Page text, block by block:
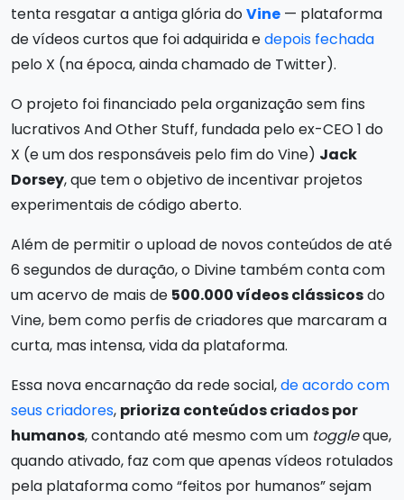
tenta resgatar a antiga glória doVine — plataforma
de vídeos curtos que foi adquirida edepois fechada
pelo X (na época, ainda chamado de Twitter).
O projeto foi financiado pela organização sem fins
lucrativos And Other Stuff, fundada pelo ex-CEO 1 do
X (e um dos responsáveis pelo fim do Vine) Jack
Dorsey, que tem o objetivo de incentivar projetos
experimentais de código aberto.
Além de permitir o upload de novos conteúdos de até
6 segundos de duração, o Divine também conta com
um acervo de mais de 500.000 vídeos clássicosdo
Vine, bem como perfis de criadores que marcaram a
curta, mas intensa, vida da plataforma.
Essa nova encarnação da rede social,de acordo com
seus criadores, prioriza conteúdos criados por
humanos, contando até mesmo com um toggleque,
quando ativado, faz com que apenas vídeos rotulados
pela plataforma como “feitos por humanos” sejam